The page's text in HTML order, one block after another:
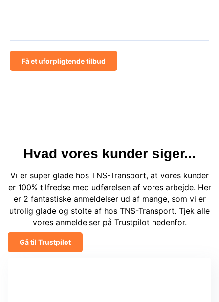
Få et uforpligtende tilbud
Hvad vores kunder siger...
Vi er super glade hos TNS-Transport, at vores kunder
er 100% tilfredse med udførelsen af vores arbejde. Her
er 2 fantastiske anmeldelser ud af mange, som vi er
utrolig glade og stolte af hos TNS-Transport. Tjek alle
vores anmeldelser på Trustpilot nedenfor.
Gå til Trustpilot